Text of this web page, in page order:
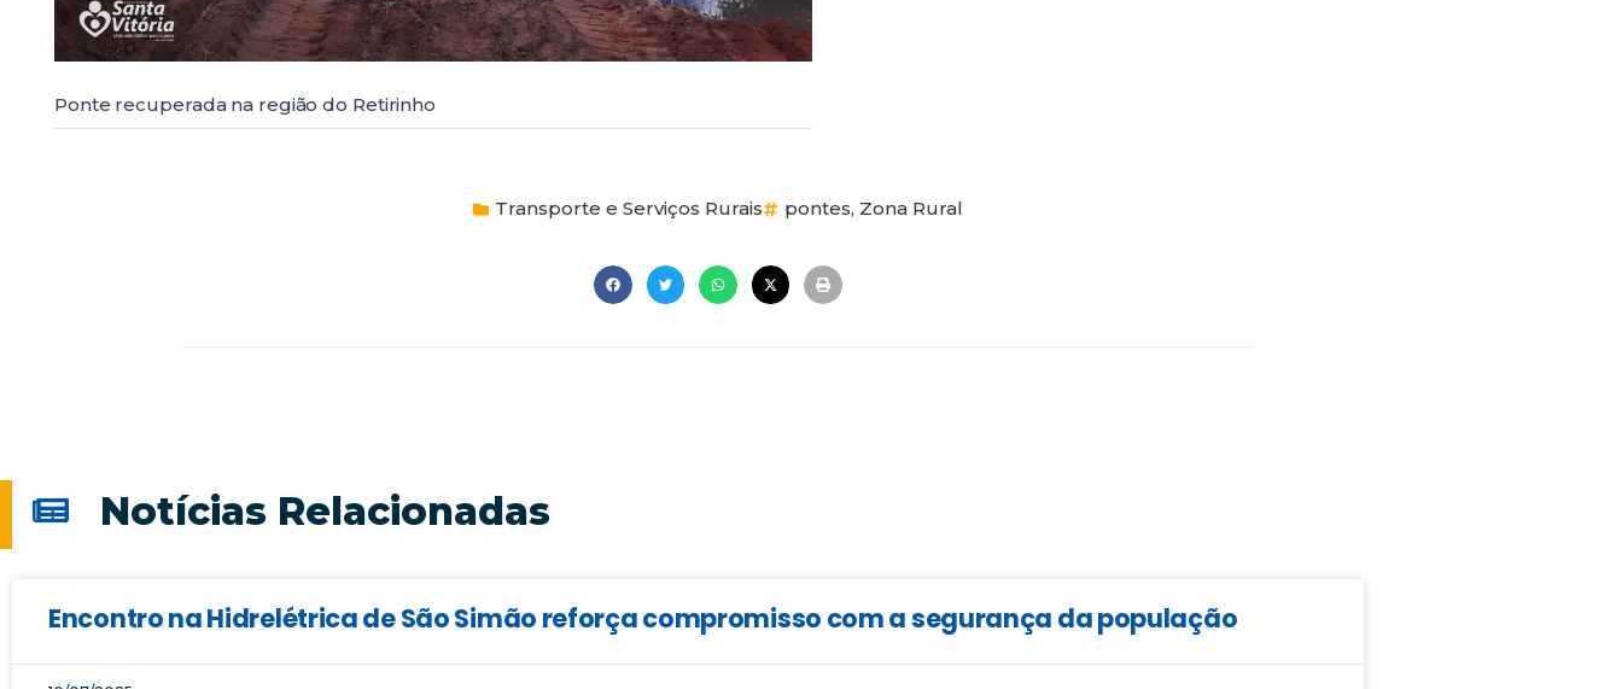
Ponte recuperada na região do Retirinho
Transporte e Serviços Rurais pontes, Zona Rural
Notícias Relacionadas
Encontro na Hidrelétrica de São Simão reforça compromisso com a segurança da população